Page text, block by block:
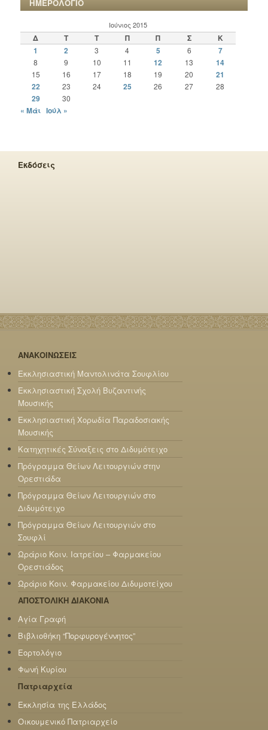
ΗΜΕΡΟΛΟΓΙΟ
Ιούνιος 2015
Δ Τ Τ Π Π Σ
Κ
1
2 3 4 5 6 7
8 9 10 11 12 13 14
15 16 17 18 19 20
21
22
23 24 25 26 27 28
29 30
« Μάι Ιούλ »
Εκδόσεις
ΑΝΑΚΟΙΝΩΣΕΙΣ
Εκκλησιαστική Μαντολινάτα Σουφλίου
Εκκλησιαστική Σχολή Βυζαντινής
Μουσικής
Εκκλησιαστική Χορωδία Παραδοσιακής
Μουσικής
Κατηχητικές Σύναξεις στο Διδυμότειχο
Πρόγραμμα Θείων Λειτουργιών στην
Ορεστιάδα
Πρόγραμμα Θείων Λειτουργιών στο
Διδυμότειχο
Πρόγραμμα Θείων Λειτουργιών στο
Σουφλί
Ωράριο Κοιν. Ιατρείου – Φαρμακείου
Ορεστιάδος
Ωράριο Κοιν. Φαρμακείου Διδυμοτείχου
ΑΠΟΣΤΟΛΙΚΗ ΔΙΑΚΟΝΙΑ
Αγία Γραφή
Βιβλιοθήκη “Πορφυρογέννητος”
Εορτολόγιο
Φωνή Κυρίου
Πατριαρχεία
Εκκλησία της Ελλάδος
Οικουμενικό Πατριαρχείο